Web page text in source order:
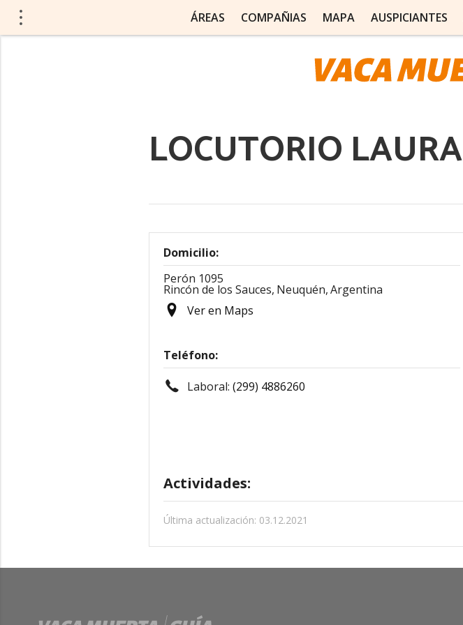
ÁREAS COMPAÑIAS MAPA AUSPICIANTES
LOCUTORIO LAURA
Domicilio:
Perón 1095
Rincón de los Sauces, Neuquén,Argentina
Ver en Maps
Teléfono:
Laboral: (299) 4886260
Actividades:
Última actualización: 03.12.2021